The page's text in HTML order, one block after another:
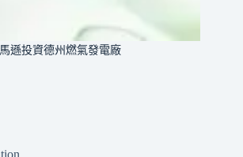
遜投資德州燃氣發電廠